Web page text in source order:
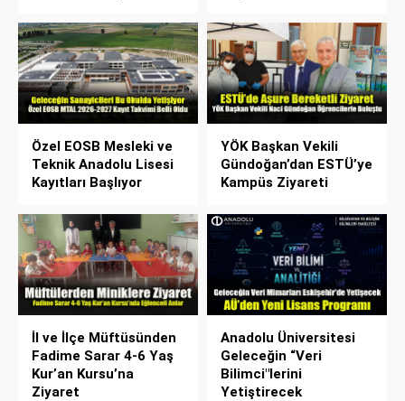
Özel EOSB Mesleki ve
Teknik Anadolu Lisesi
Kayıtları Başlıyor
YÖK Başkan Vekili
Gündoğan’dan ESTÜ’ye
Kampüs Ziyareti
İl ve İlçe Müftüsünden
Fadime Sarar 4-6 Yaş
Kur’an Kursu’na
Ziyaret
Anadolu Üniversitesi
Geleceğin “Veri
Bilimci"lerini
Yetiştirecek